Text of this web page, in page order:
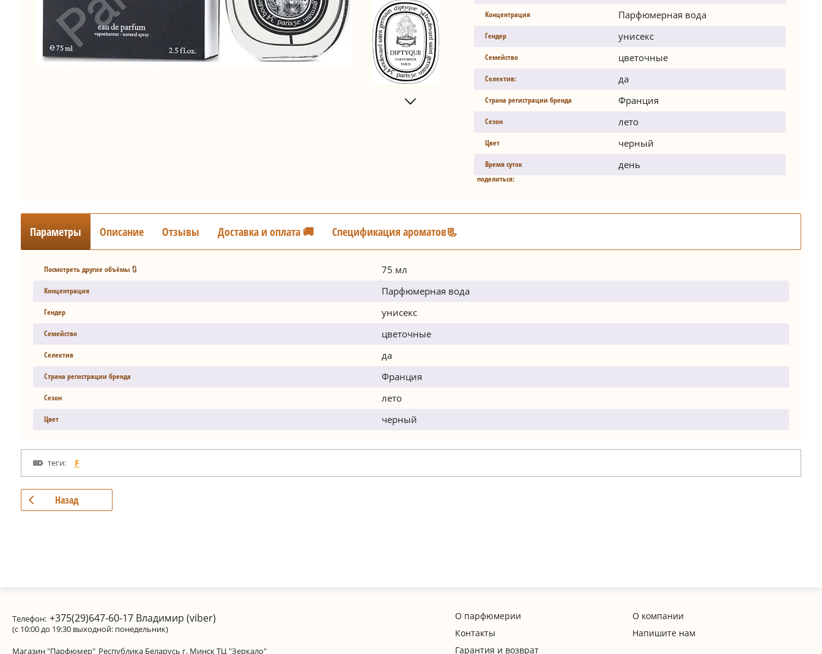
Концентрация Парфюмерная вода
Гендер унисекс
Семейство цветочные
Селектив: да
Страна регистрации бренда Франция
Сезон лето
Цвет черный
Время суток день
поделиться:
Параметры Описание Отзывы Доставка и оплата 🚚 Спецификация ароматов📃
Посмотреть другие объёмы 🔃 75 мл
Концентрация Парфюмерная вода
Гендер унисекс
Семейство цветочные
Селектив да
Страна регистрации бренда Франция
Сезон лето
Цвет черный
теги: F
Назад
Телефон: +375(29)647-60-17 Владимир (viber)
(с 10:00 до 19:30 выходной: понедельник)
Магазин "Парфюмер" Республика Беларусь г. Минск ТЦ "Зеркало"
О парфюмерии
О компании
Контакты
Напишите нам
Гарантия и возврат